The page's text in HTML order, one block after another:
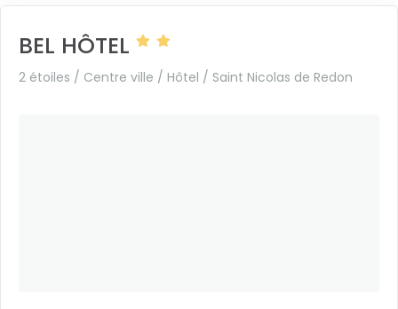
BEL HÔTEL
2 étoiles / Centre ville / Hôtel / Saint Nicolas de Redon